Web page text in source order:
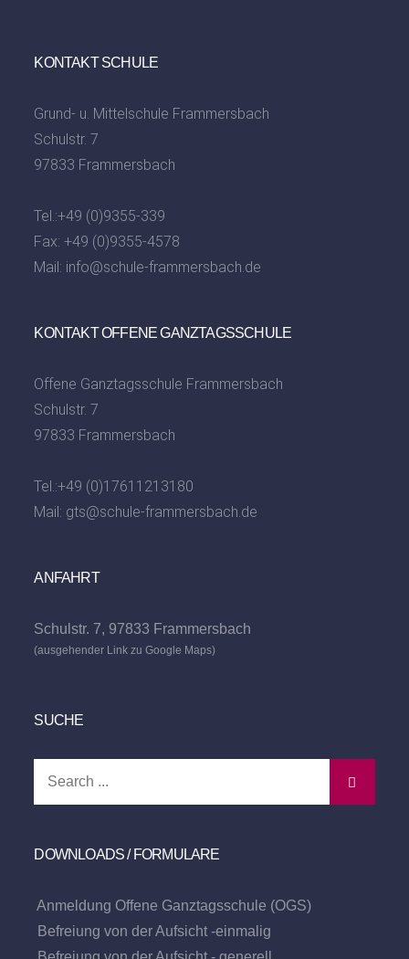
KONTAKT SCHULE
Grund- u. Mittelschule Frammersbach
Schulstr. 7
97833 Frammersbach
Tel.:+49 (0)9355-339
Fax: +49 (0)9355-4578
Mail: info@schule-frammersbach.de
KONTAKT OFFENE GANZTAGSSCHULE
Offene Ganztagsschule Frammersbach
Schulstr. 7
97833 Frammersbach
Tel.:+49 (0)17611213180
Mail: gts@schule-frammersbach.de
ANFAHRT
Schulstr. 7, 97833 Frammersbach
(ausgehender Link zu Google Maps)
SUCHE
DOWNLOADS / FORMULARE
Anmeldung Offene Ganztagsschule (OGS)
Befreiung von der Aufsicht -einmalig